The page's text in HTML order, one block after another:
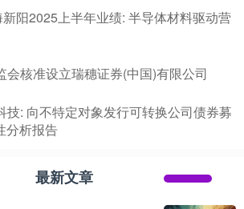
阳2025上半年业绩: 半导体材料驱动营
会核准设立瑞穗证券(中国)有限公司
技: 向不特定对象发行可转换公司债券募
分析报告
最新文章